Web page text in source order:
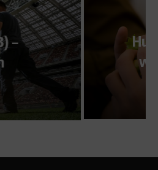
Ernährung
Lust – Essen
Hunger hat
7. Oktober 2010